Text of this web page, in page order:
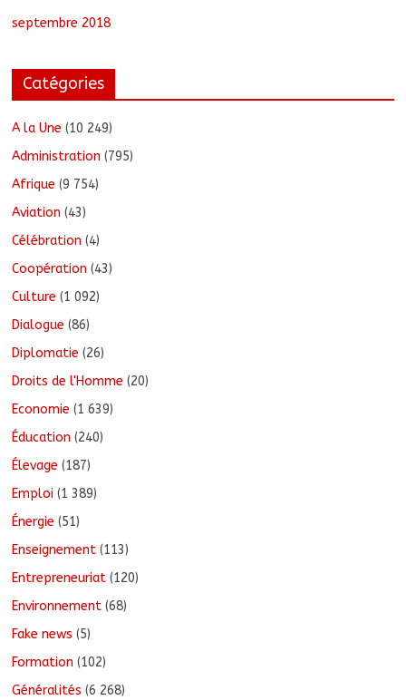
septembre 2018
Catégories
A la Une (10 249)
Administration (795)
Afrique (9 754)
Aviation (43)
Célébration (4)
Coopération (43)
Culture (1 092)
Dialogue (86)
Diplomatie (26)
Droits de l'Homme (20)
Economie (1 639)
Éducation (240)
Élevage (187)
Emploi (1 389)
Énergie (51)
Enseignement (113)
Entrepreneuriat (120)
Environnement (68)
Fake news (5)
Formation (102)
Généralités (6 268)